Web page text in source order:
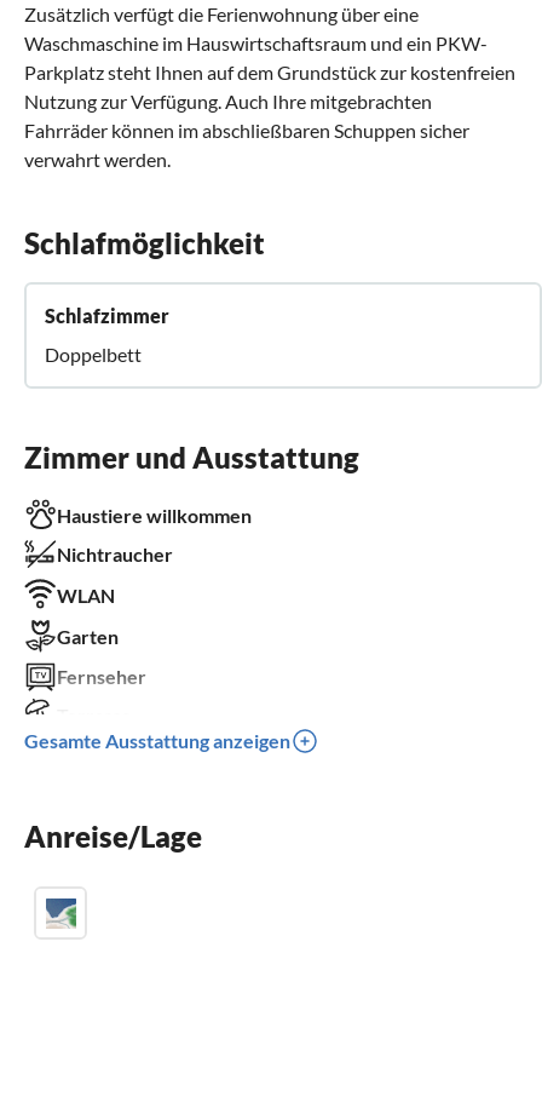
Zusätzlich verfügt die Ferienwohnung über eine
Waschmaschine im Hauswirtschaftsraum und ein PKW-
Parkplatz steht Ihnen auf dem Grundstück zur kostenfreien
Nutzung zur Verfügung. Auch Ihre mitgebrachten
Fahrräder können im abschließbaren Schuppen sicher
verwahrt werden.
Schlafmöglichkeit
Schlafzimmer
Doppelbett
Zimmer und Ausstattung
Haustiere willkommen
Nichtraucher
WLAN
Garten
Fernseher
Spülmaschine
Kinderbett
Gesamte Ausstattung anzeigen
Anreise/Lage